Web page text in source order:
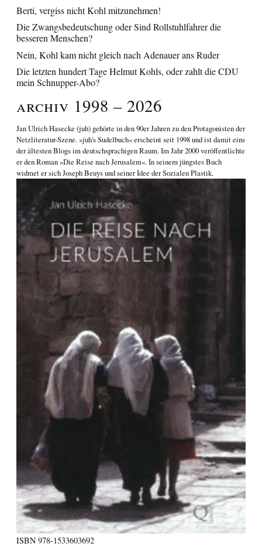
Berti, vergiss nicht Kohl mitzunehmen!
Die Zwangsbedeutschung oder Sind Rollstuhlfahrer die
besseren Menschen?
Nein, Kohl kam nicht gleich nach Adenauer ans Ruder
Die letzten hundert Tage Helmut Kohls, oder zahlt die CDU
mein Schnupper-Abo?
Archiv 1998 – 2026
Jan Ulrich Hasecke (juh) gehörte in den 90er Jahren zu den Protagonisten der
Netzliteratur-Szene. »juh's Sudelbuch« erscheint seit 1998 und ist damit eins
der ältesten Blogs im deutschsprachigen Raum. Im Jahr 2000 veröffentlichte
er den Roman»Die Reise nach Jerusalem«. In seinem jüngstes Buch
widmet er sichJoseph Beuys und seiner Idee der Sozialen Plastik.
ISBN 978-1533603692